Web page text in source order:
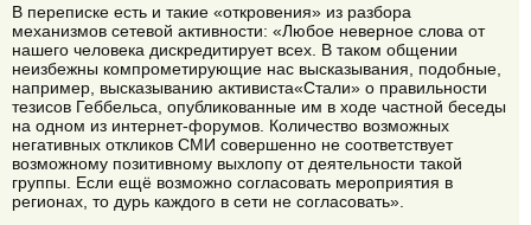
В переписке есть и такие «откровения» из разбора
механизмов сетевой активности: «Любое неверное слова от
нашего человека дискредитирует всех. В таком общении
неизбежны компрометирующие нас высказывания, подобные,
например, высказыванию активиста«Стали» о правильности
тезисов Геббельса, опубликованные им в ходе частной беседы
на одном из интернет-форумов. Количество возможных
негативных откликов СМИ совершенно не соответствует
возможному позитивному выхлопу от деятельности такой
группы. Если ещё возможно согласовать мероприятия в
регионах, то дурь каждого в сети не согласовать».